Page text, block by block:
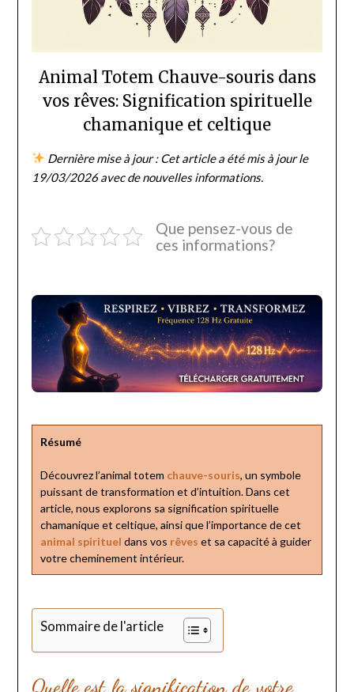
Animal Totem Chauve-souris dans
vos rêves: Signification spirituelle
chamanique et celtique
Dernière mise à jour : Cet article a été mis à jour le
19/03/2026 avec de nouvelles informations.
Que pensez-vous de
ces informations?
Résumé
Découvrez l’animal totem chauve-souris, un symbole
puissant de transformation et d’intuition. Dans cet
article, nous explorons sa signification spirituelle
chamanique et celtique, ainsi que l’importance de cet
animal spirituel dans vos rêves et sa capacité à guider
votre cheminement intérieur.
Sommaire de l'article
Quelle est la signification de votre